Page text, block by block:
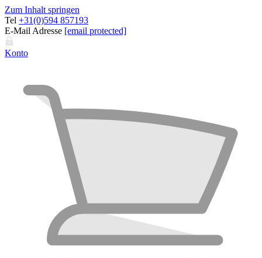
Zum Inhalt springen
Tel +31(0)594 857193
E-Mail Adresse [email protected]
Konto